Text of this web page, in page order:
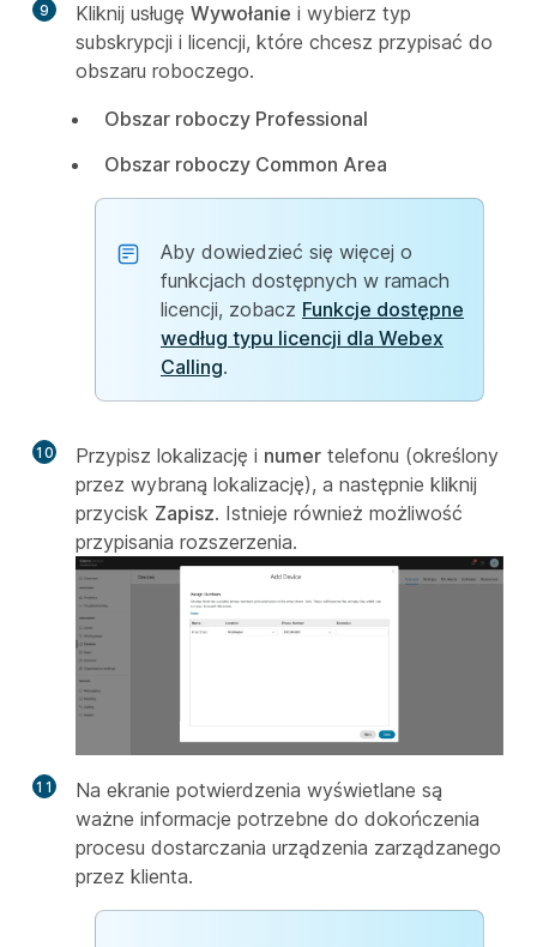
9 Kliknij usługę Wywołanie i wybierz typ
subskrypcji i licencji, które chcesz przypisać do
obszaru roboczego.
Obszar roboczy Professional
Obszar roboczy Common Area
Aby dowiedzieć się więcej o
funkcjach dostępnych w ramach
licencji, zobacz Funkcje dostępne
według typu licencji dla Webex
Calling.
10 Przypisz lokalizację i numer telefonu (określony
przez wybraną lokalizację), a następnie kliknij
przycisk Zapisz. Istnieje również możliwość
przypisania rozszerzenia.
11
Na ekranie potwierdzenia wyświetlane są
ważne informacje potrzebne do dokończenia
procesu dostarczania urządzenia zarządzanego
przez klienta.